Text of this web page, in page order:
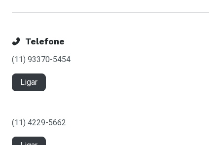
Telefone
(11) 93370-5454
Ligar
(11) 4229-5662